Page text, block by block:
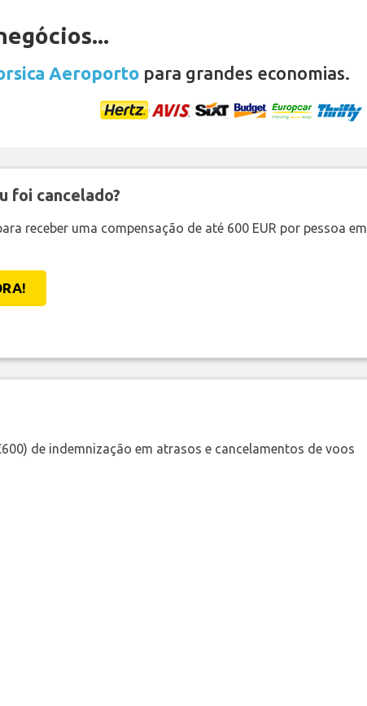
Aeroporto para grandes economias.
foi cancelado?
receber uma compensação de até 600 EUR por pessoa em
de indemnização em atrasos e cancelamentos de voos